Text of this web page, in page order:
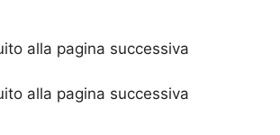
alla pagina successiva
alla pagina successiva